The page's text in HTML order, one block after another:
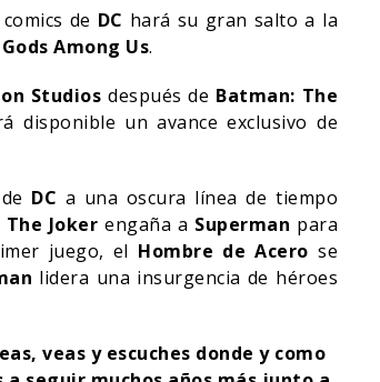
de DC hará su gran salto a la
Gods Among Us.
Studios después de Batman: The
disponible un avance exclusivo de
DC a una oscura línea de tiempo
The Jokerengaña a Superman para
juego, el Hombre de Acero se
lidera una insurgencia de héroes
veas y escuches donde y como
LA NOCHE DEL DEMONIO:
ESTÁN ENTRE NOSOTROS –
TRAILER FINAL
06/08/2026